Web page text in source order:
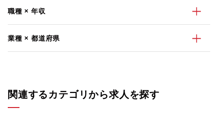
職種 × 年収
業種 × 都道府県
関連するカテゴリから求人を探す